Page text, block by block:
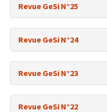
Revue GeSi N°25
Revue GeSi N°24
Revue GeSi N°23
Revue GeSi N°22